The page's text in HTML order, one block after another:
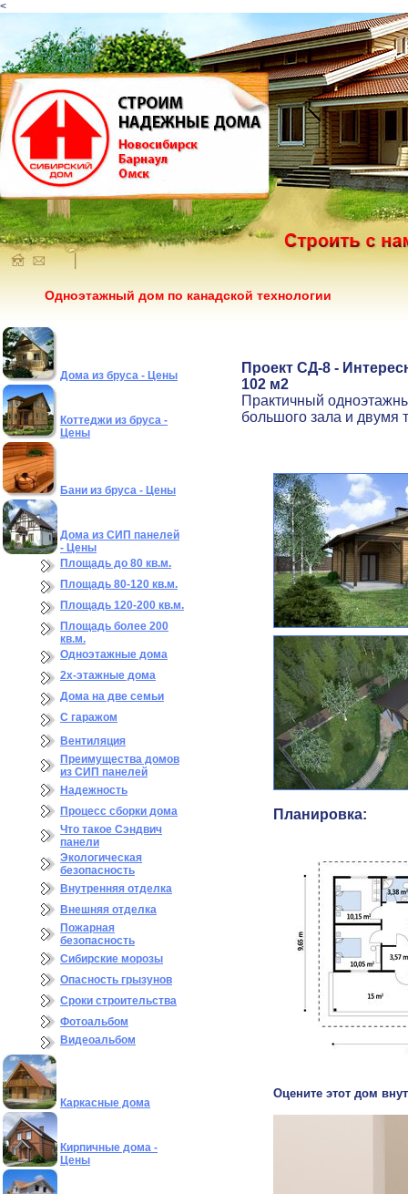
<
Одноэтажный дом по канадской технологии
Дома из бруса - Цены
Коттеджи из бруса -
Цены
Бани из бруса - Цены
Дома из СИП панелей
- Цены
Площадь до 80 кв.м.
Площадь 80-120 кв.м.
Площадь 120-200 кв.м.
Площадь более 200
кв.м.
Одноэтажные дома
2х-этажные дома
Дома на две семьи
С гаражом
Вентиляция
Преимущества домов
из СИП панелей
Надежность
Процесс сборки дома
Что такое Сэндвич
панели
Экологическая
безопасность
Внутренняя отделка
Внешняя отделка
Пожарная
безопасность
Сибирские морозы
Опасность грызунов
Сроки строительства
Фотоальбом
Видеоальбом
Каркасные дома
Кирпичные дома -
Цены
Проект СД-8 -
102 м2
Практичный
большого зала и двумя
Планировка:
Оцените этот дом